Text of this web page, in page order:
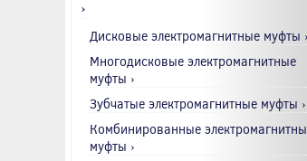
›
Дисковые электромагнитные муфты ›
Многодисковые электромагнитные
муфты ›
Зубчатые электромагнитные муфты ›
Комбинированные
муфты ›